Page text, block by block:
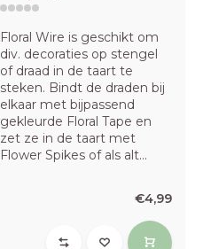
Floral Wire is geschikt om
div. decoraties op stengel
of draad in de taart te
steken. Bindt de draden bij
elkaar met bijpassend
gekleurde Floral Tape en
zet ze in de taart met
Flower Spikes of als alt...
€4,99